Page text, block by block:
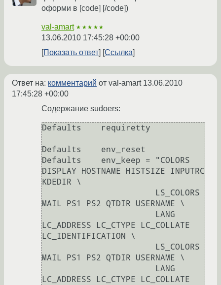
оформи в [code] [/code])
val-amart ★★★★★
13.06.2010 17:45:28 +00:00
Показать ответ
Ссылка
Ответ на: комментарий от val-amart 13.06.2010
17:45:28 +00:00
Содержание sudoers:
Defaults    requiretty
Defaults    env_reset
Defaults    env_keep = "COLORS
DISPLAY HOSTNAME HISTSIZE INPUTRC
KDEDIR \
MAIL PS1 PS2 QTDIR USERNAME \
LC_ADDRESS LC_CTYPE LC_COLLATE
LC_IDENTIFICATION \
MAIL PS1 PS2 QTDIR USERNAME \
LC_ADDRESS LC_CTYPE LC_COLLATE